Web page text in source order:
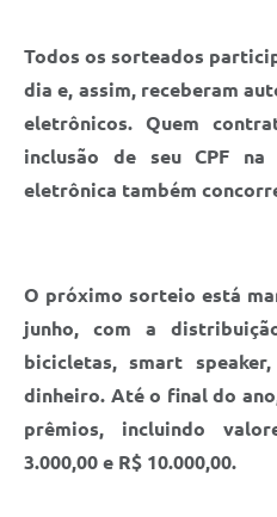
Todos os sorteados
dia e, assim, receberam
eletrônicos. Quem
inclusão de seu CPF
eletrônica também
O próximo sorteio está
junho, com a
bicicletas, smart
dinheiro. Até o final do
prêmios, incluindo
3.000,00 e R$ 10.000,00.